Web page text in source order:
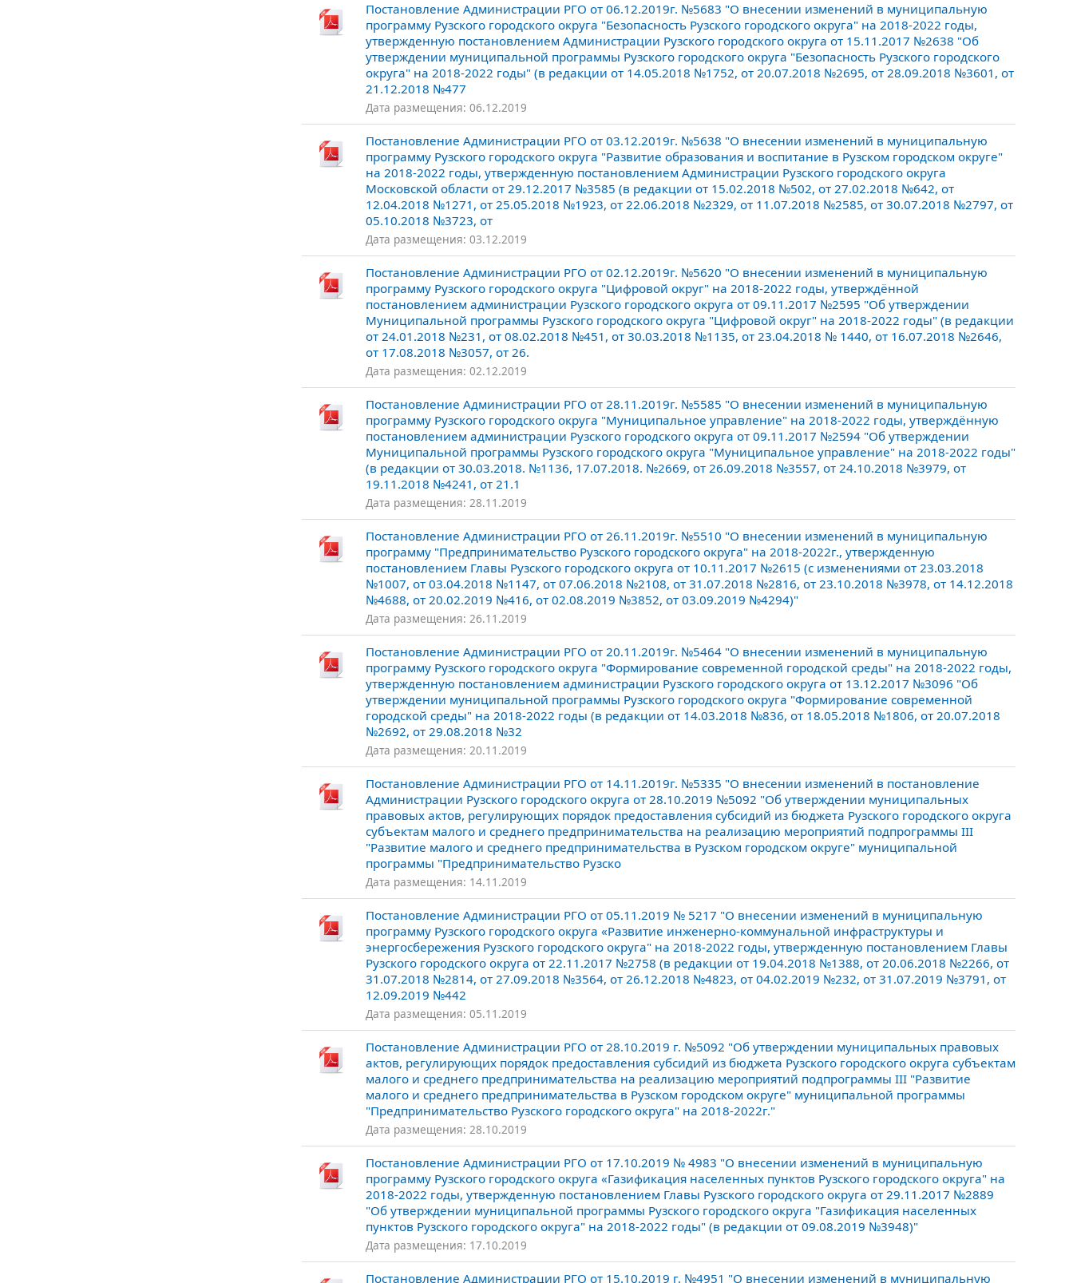
Постановление Администрации РГО от 06.12.2019г. №5683 "О внесении изменений в муниципальную
программу Рузского городского округа "Безопасность Рузского городского округа" на 2018-2022 годы,
утвержденную постановлением Администрации Рузского городского округа от 15.11.2017 №2638 "Об
утверждении муниципальной программы Рузского городского округа "Безопасность Рузского городского
округа" на 2018-2022 годы" (в редакции от 14.05.2018 №1752, от 20.07.2018 №2695, от 28.09.2018 №3601, от
21.12.2018 №477
Дата размещения: 06.12.2019
Постановление Администрации РГО от 03.12.2019г. №5638 "О внесении изменений в муниципальную
программу Рузского городского округа "Развитие образования и воспитание в Рузском городском округе"
на 2018-2022 годы, утвержденную постановлением Администрации Рузского городского округа
Московской области от 29.12.2017 №3585 (в редакции от 15.02.2018 №502, от 27.02.2018 №642, от
12.04.2018 №1271, от 25.05.2018 №1923, от 22.06.2018 №2329, от 11.07.2018 №2585, от 30.07.2018 №2797, от
05.10.2018 №3723, от
Дата размещения: 03.12.2019
Постановление Администрации РГО от 02.12.2019г. №5620 "О внесении изменений в муниципальную
программу Рузского городского округа "Цифровой округ" на 2018-2022 годы, утверждённой
постановлением администрации Рузского городского округа от 09.11.2017 №2595 "Об утверждении
Муниципальной программы Рузского городского округа "Цифровой округ" на 2018-2022 годы" (в редакции
от 24.01.2018 №231, от 08.02.2018 №451, от 30.03.2018 №1135, от 23.04.2018 № 1440, от 16.07.2018 №2646,
от 17.08.2018 №3057, от 26.
Дата размещения: 02.12.2019
Постановление Администрации РГО от 28.11.2019г. №5585 "О внесении изменений в муниципальную
программу Рузского городского округа "Муниципальное управление" на 2018-2022 годы, утверждённую
постановлением администрации Рузского городского округа от 09.11.2017 №2594 "Об утверждении
Муниципальной программы Рузского городского округа "Муниципальное управление" на 2018-2022 годы"
(в редакции от 30.03.2018. №1136, 17.07.2018. №2669, от 26.09.2018 №3557, от 24.10.2018 №3979, от
19.11.2018 №4241, от 21.1
Дата размещения: 28.11.2019
Постановление Администрации РГО от 26.11.2019г. №5510 "О внесении изменений в муниципальную
программу "Предпринимательство Рузского городского округа" на 2018-2022г., утвержденную
постановлением Главы Рузского городского округа от 10.11.2017 №2615 (с изменениями от 23.03.2018
№1007, от 03.04.2018 №1147, от 07.06.2018 №2108, от 31.07.2018 №2816, от 23.10.2018 №3978, от 14.12.2018
№4688, от 20.02.2019 №416, от 02.08.2019 №3852, от 03.09.2019 №4294)"
Дата размещения: 26.11.2019
Постановление Администрации РГО от 20.11.2019г. №5464 "О внесении изменений в муниципальную
программу Рузского городского округа "Формирование современной городской среды" на 2018-2022 годы,
утвержденную постановлением администрации Рузского городского округа от 13.12.2017 №3096 "Об
утверждении муниципальной программы Рузского городского округа "Формирование современной
городской среды" на 2018-2022 годы (в редакции от 14.03.2018 №836, от 18.05.2018 №1806, от 20.07.2018
№2692, от 29.08.2018 №32
Дата размещения: 20.11.2019
Постановление Администрации РГО от 14.11.2019г. №5335 "О внесении изменений в постановление
Администрации Рузского городского округа от 28.10.2019 №5092 "Об утверждении муниципальных
правовых актов, регулирующих порядок предоставления субсидий из бюджета Рузского городского округа
субъектам малого и среднего предпринимательства на реализацию мероприятий подпрограммы III
"Развитие малого и среднего предпринимательства в Рузском городском округе" муниципальной
программы "Предпринимательство Рузско
Дата размещения: 14.11.2019
Постановление Администрации РГО от 05.11.2019 № 5217 "О внесении изменений в муниципальную
программу Рузского городского округа «Развитие инженерно-коммунальной инфраструктуры и
энергосбережения Рузского городского округа" на 2018-2022 годы, утвержденную постановлением Главы
Рузского городского округа от 22.11.2017 №2758 (в редакции от 19.04.2018 №1388, от 20.06.2018 №2266, от
31.07.2018 №2814, от 27.09.2018 №3564, от 26.12.2018 №4823, от 04.02.2019 №232, от 31.07.2019 №3791, от
12.09.2019 №442
Дата размещения: 05.11.2019
Постановление Администрации РГО от 28.10.2019 г. №5092 "Об утверждении муниципальных правовых
актов, регулирующих порядок предоставления субсидий из бюджета Рузского городского округа субъектам
малого и среднего предпринимательства на реализацию мероприятий подпрограммы III "Развитие
малого и среднего предпринимательства в Рузском городском округе" муниципальной программы
"Предпринимательство Рузского городского округа" на 2018-2022г."
Дата размещения: 28.10.2019
Постановление Администрации РГО от 17.10.2019 № 4983 "О внесении изменений в муниципальную
программу Рузского городского округа «Газификация населенных пунктов Рузского городского округа" на
2018-2022 годы, утвержденную постановлением Главы Рузского городского округа от 29.11.2017 №2889
"Об утверждении муниципальной программы Рузского городского округа "Газификация населенных
пунктов Рузского городского округа" на 2018-2022 годы" (в редакции от 09.08.2019 №3948)"
Дата размещения: 17.10.2019
Постановление Администрации РГО от 15.10.2019 г. №4951 "О внесении изменений в муниципальную